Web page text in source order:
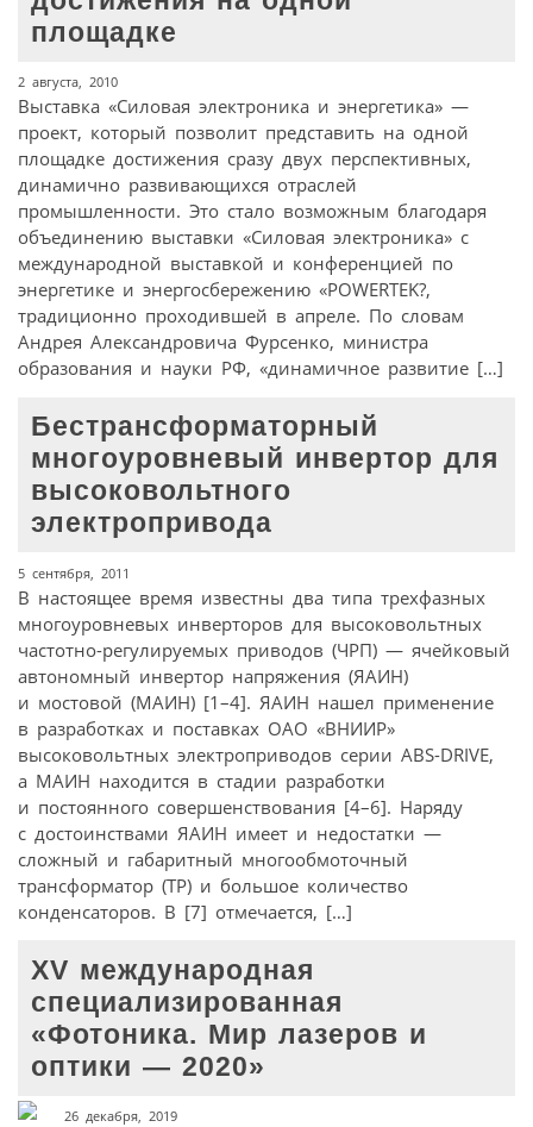
площадке
2 августа, 2010
Выставка «Силовая электроника и энергетика» —
проект, который позволит представить на одной
площадке достижения сразу двух перспективных,
динамично развивающихся отраслей
промышленности. Это стало возможным благодаря
объединению выставки «Силовая электроника» с
международной выставкой и конференцией по
энергетике и энергосбережению «POWERTEK?,
традиционно проходившей в апреле. По словам
Андрея Александровича Фурсенко, министра
образования и науки РФ, «динамичное развитие […]
Бестрансформаторный
многоуровневый инвертор для
высоковольтного
электропривода
5 сентября, 2011
В настоящее время известны два типа трехфазных
многоуровневых инверторов для высоковольтных
частотно-регулируемых приводов (ЧРП) — ячейковый
автономный инвертор напряжения (ЯАИН)
и мостовой (МАИН) [1–4]. ЯАИН нашел применение
в разработках и поставках ОАО «ВНИИР»
высоковольтных электроприводов серии ABS-DRIVE,
а МАИН находится в стадии разработки
и постоянного совершенствования [4–6]. Наряду
с достоинствами ЯАИН имеет и недостатки —
сложный и габаритный многообмоточный
трансформатор (ТР) и большое количество
конденсаторов. В [7] отмечается, […]
XV международная
специализированная
«Фотоника. Мир лазеров и
оптики — 2020»
26 декабря, 2019